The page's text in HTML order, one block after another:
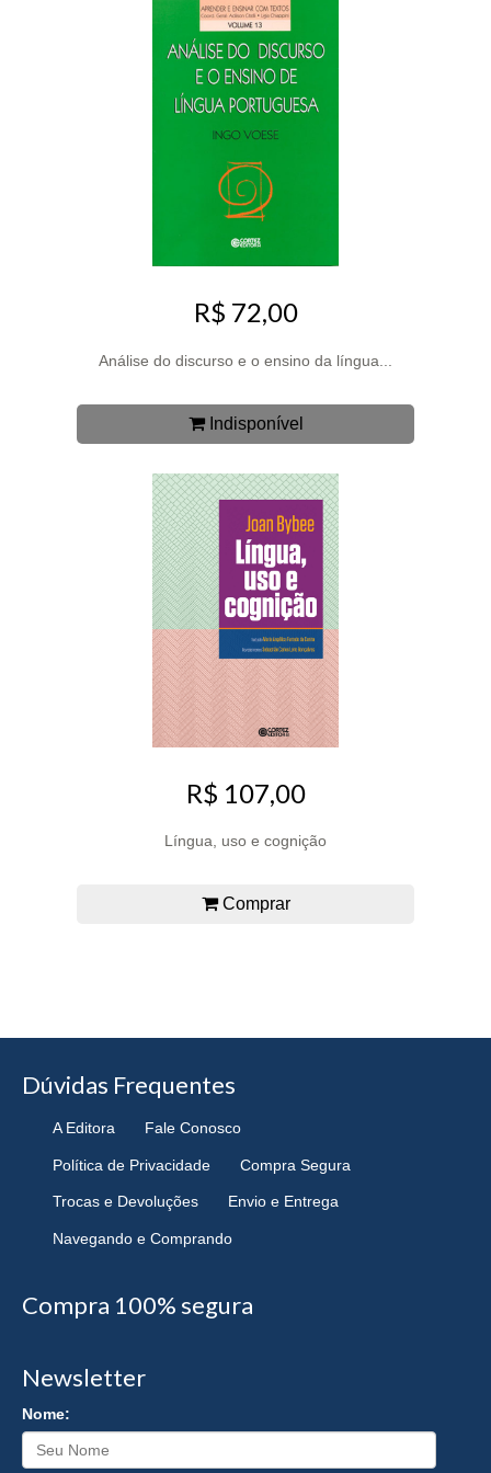
R$ 72,00
Análise do discurso e o ensino da língua...
Indisponível
R$ 107,00
Língua, uso e cognição
Comprar
Dúvidas Frequentes
A Editora Fale Conosco
Política de Privacidade Compra Segura
Trocas e Devoluções Envio e Entrega
Navegando e Comprando
Compra 100% segura
Newsletter
Nome: